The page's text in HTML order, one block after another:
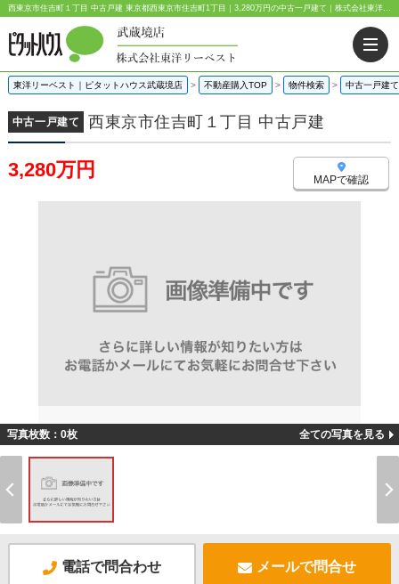
西東京市住吉町１丁目 中古戸建 東京都西東京市住吉町1丁目｜3,280万円の中古一戸建て｜株式会社東洋リーベスト
東洋リーベスト｜ピタットハウス武蔵境店 > 不動産購入TOP > 物件検索 > 中古一戸建て
中古一戸建て 西東京市住吉町１丁目 中古戸建
3,280万円 MAPで確認
写真枚数：0枚 全ての写真を見る
電話で問合わせ メールで問合せ